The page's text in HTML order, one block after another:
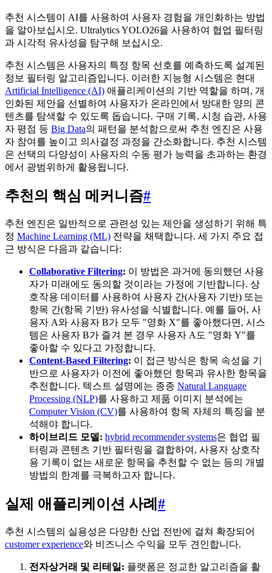
추천 시스템이 AI를 사용하여 사용자 경험을 개인화하는 방법
을 알아보십시오. Ultralytics YOLO26을 사용하여 협업 필터링
과 시각적 유사성을 탐구해 보십시오.
추천 시스템은 사용자의 특정 항목 선호를 예측하도록 설계된
정보 필터링 알고리즘입니다. 이러한 지능형 시스템은 현대
Artificial Intelligence (AI) 애플리케이션의 기반 역할을 하며, 개
인화된 제안을 선별하여 사용자가 온라인에서 방대한 양의 콘
텐츠를 탐색할 수 있도록 돕습니다. 구매 기록, 시청 습관, 사용
자 평점 등 Big Data의 패턴을 분석함으로써 추천 엔진은 사용
자 참여를 높이고 의사결정 과정을 간소화합니다. 추천 시스템
은 선택의 다양성이 사용자의 수동 평가 능력을 초과하는 환경
에서 광범위하게 활용됩니다.
추천의 핵심 메커니즘#
추천 엔진은 일반적으로 관련성 있는 제안을 생성하기 위해 특
정 Machine Learning (ML) 전략을 채택합니다. 세 가지 주요 접
근 방식은 다음과 같습니다:
Collaborative Filtering: 이 방법은 과거에 동의했던 사용
자가 미래에도 동의할 것이라는 가정에 기반합니다. 상
호작용 데이터를 사용하여 사용자 간(사용자 기반) 또는
항목 간(항목 기반) 유사성을 식별합니다. 예를 들어, 사
용자 A와 사용자 B가 모두 "영화 X"를 좋아했다면, 시스
템은 사용자 B가 즐겨 본 경우 사용자 A도 "영화 Y"를
좋아할 수 있다고 가정합니다.
Content-Based Filtering: 이 접근 방식은 항목 속성을 기
반으로 사용자가 이전에 좋아했던 항목과 유사한 항목을
추천합니다. 텍스트 설명에는 종종 Natural Language
Processing (NLP)를 사용하고 제품 이미지 분석에는
Computer Vision (CV)를 사용하여 항목 자체의 특징을 분
석해야 합니다.
하이브리드 모델: hybrid recommender systems은 협업 필
터링과 콘텐츠 기반 필터링을 결합하여, 사용자 상호작
용 기록이 없는 새로운 항목을 추천할 수 없는 등의 개별
방법의 한계를 극복하고자 합니다.
실제 애플리케이션 사례 #
추천 시스템의 실용성은 다양한 산업 전반에 걸쳐 확장되어
customer experience와 비즈니스 수익을 모두 견인합니다.
전자상거래 및 리테일: 플랫폼은 정교한 알고리즘을 활